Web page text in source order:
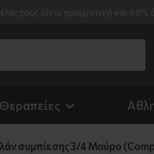
τους είναι πραγματική και 99%
συμπίεσης 3/4 Μαύρο